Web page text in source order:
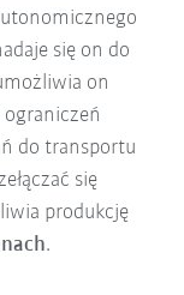
się on do
on
ograniczeń
do transportu
się
produkcję
.